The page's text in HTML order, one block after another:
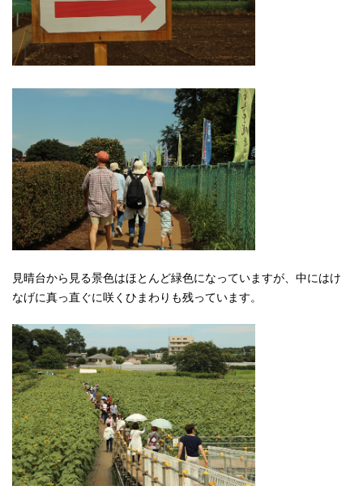
見晴台から見る景色はほとんど緑色になっていますが、中にはけ
なげに真っ直ぐに咲くひまわりも残っています。